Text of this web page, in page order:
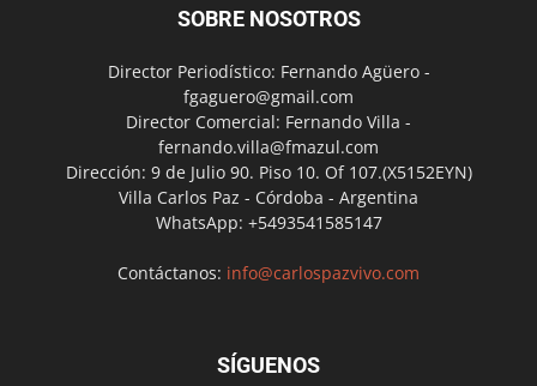
SOBRE NOSOTROS
Director Periodístico: Fernando Agüero -
fgaguero@gmail.com
Director Comercial: Fernando Villa -
fernando.villa@fmazul.com
Dirección: 9 de Julio 90. Piso 10. Of 107.(X5152EYN)
Villa Carlos Paz - Córdoba - Argentina
WhatsApp: +5493541585147
Contáctanos: info@carlospazvivo.com
SÍGUENOS